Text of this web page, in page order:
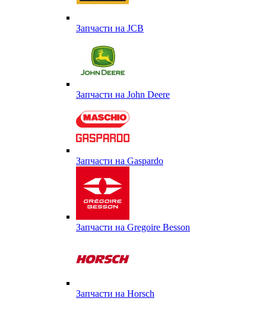
Запчасти на JCB
Запчасти на John Deere
Запчасти на Gaspardo
Запчасти на Gregoire Besson
Запчасти на Horsch